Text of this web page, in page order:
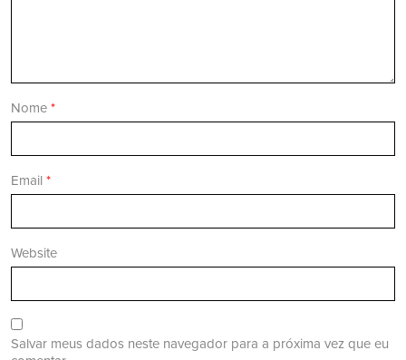
Nome *
Email *
Website
Salvar meus dados neste navegador para a próxima vez que eu